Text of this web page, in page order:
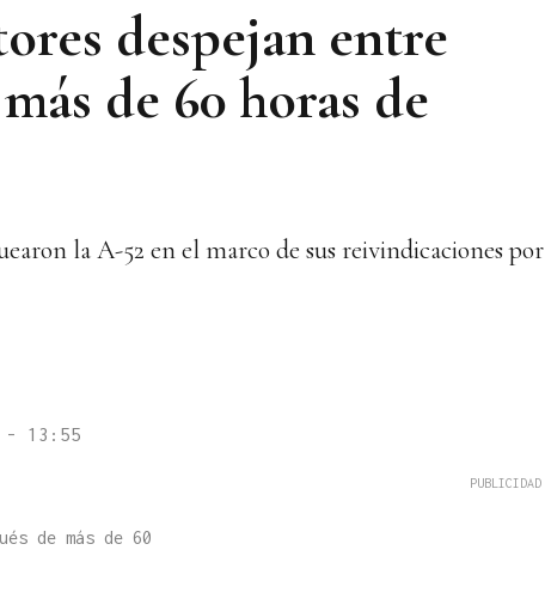
despejan entre
de 60 horas de
la A-52 en el marco de sus reivindicaciones por
- 13:55
de más de 60